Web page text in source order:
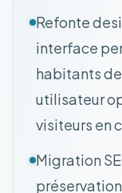
Refonte
interface
habitants
utilisateur
visiteurs en
Migration